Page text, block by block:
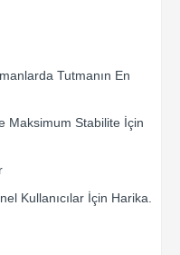
Tutmanın En
Maksimum Stabilite İçin
Kullanıcılar İçin Harika.